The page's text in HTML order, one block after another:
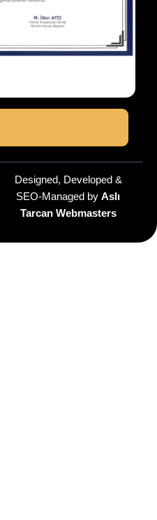
Designed, Developed &
SEO-Managed by Aslı
Tarcan Webmasters